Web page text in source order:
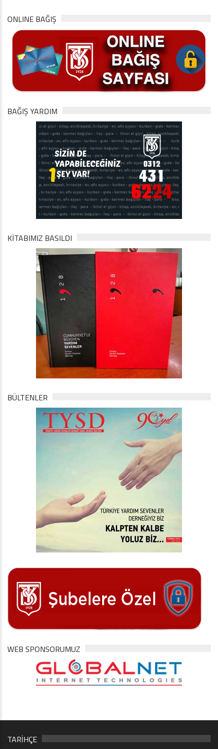
ONLINE BAĞIŞ
BAĞIŞ YARDIM
KİTABIMIZ BASILDI
BÜLTENLER
WEB SPONSORUMUZ
TARİHÇE